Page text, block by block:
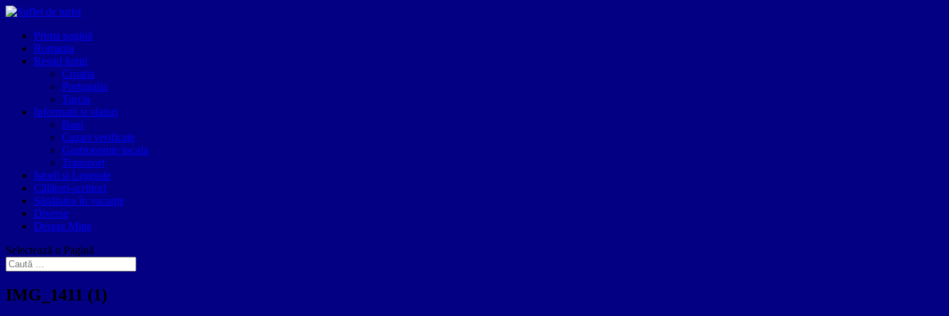
Prima pagină
Romania
Restul lumii
Croatia
Portugalia
Turcia
Informatii si sfaturi
Bani
Cazari verificate
Gastronomie locala
Transport
Istorii si Legende
Călători-scriitori
Sănătatea în vacanțe
Diverse
Despre Mine
Selectează o Pagină
IMG_1411 (1)